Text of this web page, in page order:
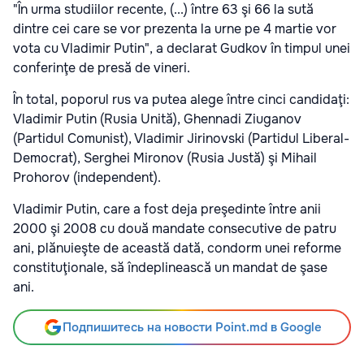
"În urma studiilor recente, (...) între 63 şi 66 la sută
dintre cei care se vor prezenta la urne pe 4 martie vor
vota cu Vladimir Putin", a declarat Gudkov în timpul unei
conferinţe de presă de vineri.
În total, poporul rus va putea alege între cinci candidaţi:
Vladimir Putin (Rusia Unită), Ghennadi Ziuganov
(Partidul Comunist), Vladimir Jirinovski (Partidul Liberal-
Democrat), Serghei Mironov (Rusia Justă) şi Mihail
Prohorov (independent).
Vladimir Putin, care a fost deja preşedinte între anii
2000 şi 2008 cu două mandate consecutive de patru
ani, plănuieşte de această dată, condorm unei reforme
constituţionale, să îndeplinească un mandat de şase
ani.
Подпишитесь на новости Point.md в Google